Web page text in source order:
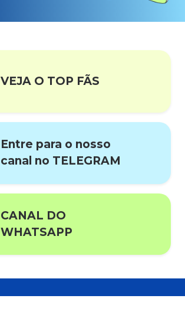
VEJA O TOP FÃS
Entre para o nosso
canal no TELEGRAM
CANAL DO
WHATSAPP